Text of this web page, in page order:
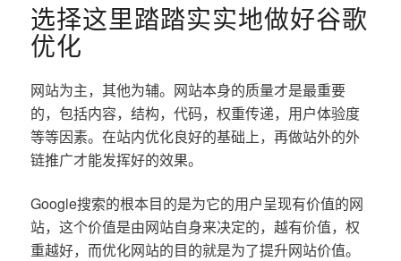
选择这里踏踏实实地做好谷歌
优化
网站为主，其他为辅。网站本身的质量才是最重要
的，包括内容，结构，代码，权重传递，用户体验度
等等因素。在站内优化良好的基础上，再做站外的外
链推广才能发挥好的效果。
Google搜索的根本目的是为它的用户呈现有价值的网
站，这个价值是由网站自身来决定的，越有价值，权
重越好，而优化网站的目的就是为了提升网站价值。